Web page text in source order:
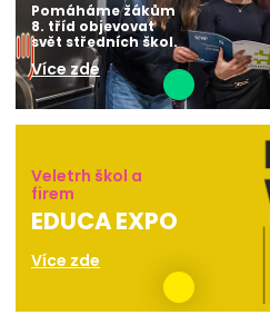
Pomáháme žákům
8. tříd objevovat
svět středních škol.
Více zde
Veletrh škol a
firem
EDUCA EXPO
Více zde